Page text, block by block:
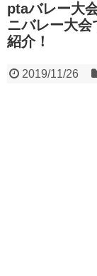
ptaバレー大
ニバレー大会
紹介！
2019/11/26